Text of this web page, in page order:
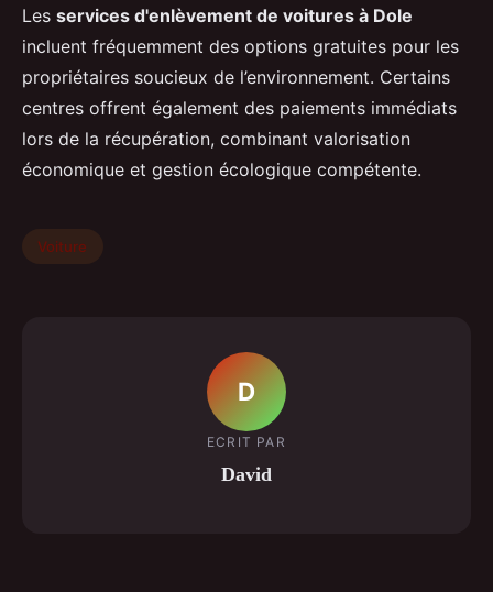
Les services d'enlèvement de voitures à Dole
incluent fréquemment des options gratuites pour les
propriétaires soucieux de l’environnement. Certains
centres offrent également des paiements immédiats
lors de la récupération, combinant valorisation
économique et gestion écologique compétente.
Voiture
D
ECRIT PAR
David